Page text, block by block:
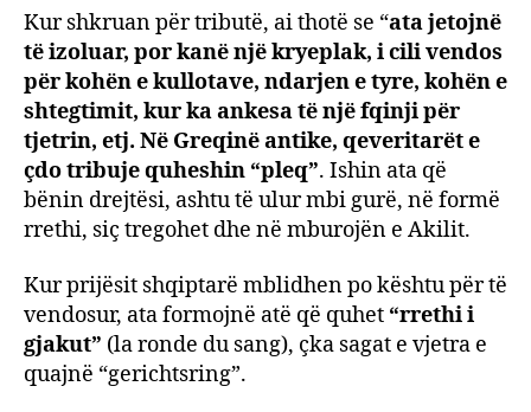
Kur shkruan për tributë, ai thotë se “ata jetojnë
të izoluar, por kanë një kryeplak, i cili vendos
për kohën e kullotave, ndarjen e tyre, kohën e
shtegtimit, kur ka ankesa të një fqinji për
tjetrin, etj. Në Greqinë antike, qeveritarët e
çdo tribuje quheshin “pleq”. Ishin ata që
bënin drejtësi, ashtu të ulur mbi gurë, në formë
rrethi, siç tregohet dhe në mburojën e Akilit.
Kur prijësit shqiptarë mblidhen po kështu për të
vendosur, ata formojnë atë që quhet “rrethi i
gjakut” (la ronde du sang), çka sagat e vjetra e
quajnë “gerichtsring”.